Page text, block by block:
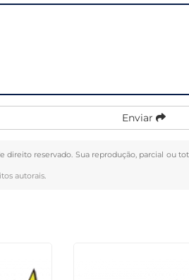
Enviar
direito reservado. Sua reprodução, parcial ou
autorais.